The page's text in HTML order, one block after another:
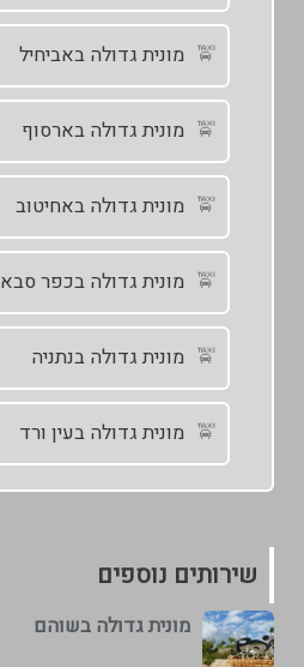
מונית גדולה באביחיל
מונית גדולה בארסוף
מונית גדולה באחיטוב
מונית גדולה בכפר סבא
מונית גדולה בנתניה
מונית גדולה בעין ורד
שירותים נוספים
מונית גדולה בשוהם